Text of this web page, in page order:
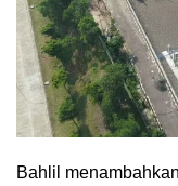
Bahlil